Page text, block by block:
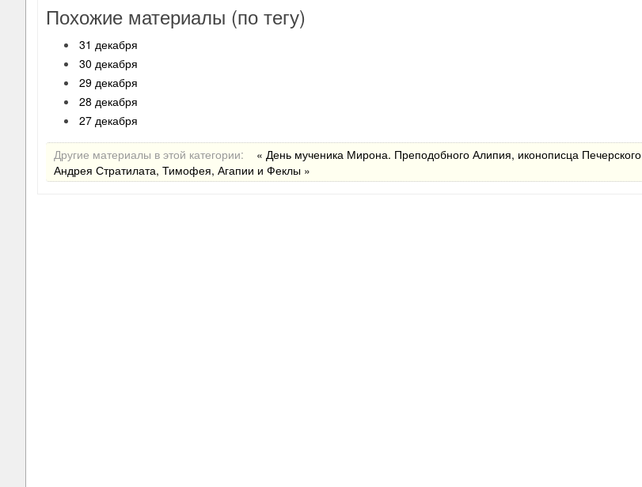
Похожие материалы (по тегу)
31 декабря
30 декабря
29 декабря
28 декабря
27 декабря
Другие материалы в этой категории: « День мученика Мирона. Преподобного Алипия, иконописца Печерского
Андрея Стратилата, Тимофея, Агапии и Феклы »